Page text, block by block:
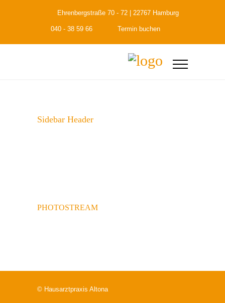
Ehrenbergstraße 70 - 72 | 22767 Hamburg
040 - 38 59 66 Termin buchen
Sidebar Header
PHOTOSTREAM
© Hausarztpraxis Altona